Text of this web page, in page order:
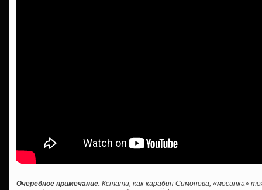
Очередное примечание. Кстати, как карабин Симонова, «мосинка»